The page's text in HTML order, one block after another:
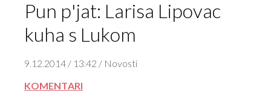
Pun p'jat: Larisa Lipovac
kuha s Lukom
9.12.2014 / 13:42 / Novosti
KOMENTARI